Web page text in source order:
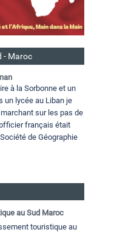
- Maroc
à la Sorbonne et un
un lycée au Liban je
sur les pas de
français était
de Géographie
au Sud Maroc
touristique au